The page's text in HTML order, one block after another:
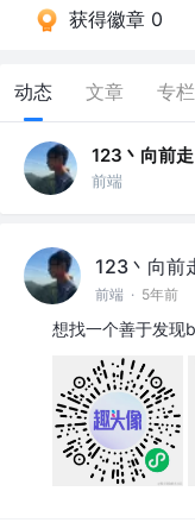
获得徽章 0
动态 文章 专栏
123丶向前走
前端
123丶向前
前端 · 5年前
想找一个善于发现